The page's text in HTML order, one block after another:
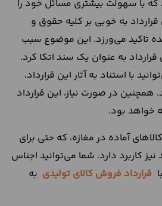
که با سهولت بیشتری مسائل خود را
به خوبی بر کلیه حقوق و
تاکید می‌ورزد. این موضوع سبب
به عنوان یک سند اتکا کرد.
با استناد به آثار این قرارداد،
در صورت نیاز، ‌این قرارداد
خواهد بود.
آماده در مغازه، که حتی برای
کاربرد دارد. شما می‌توانید اجناس
قرارداد فروش کالای تولیدی به